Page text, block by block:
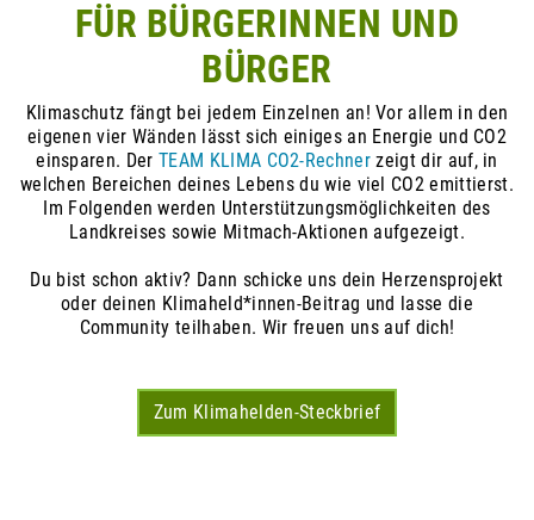
FÜR BÜRGERINNEN UND
BÜRGER
Klimaschutz fängt bei jedem Einzelnen an! Vor allem in den
eigenen vier Wänden lässt sich einiges an Energie und CO2
einsparen. Der TEAM KLIMA CO2-Rechner zeigt dir auf, in
welchen Bereichen deines Lebens du wie viel CO2 emittierst.
Im Folgenden werden Unterstützungsmöglichkeiten des
Landkreises sowie Mitmach-Aktionen aufgezeigt.
Du bist schon aktiv? Dann schicke uns dein Herzensprojekt
oder deinen Klimaheld*innen-Beitrag und lasse die
Community teilhaben. Wir freuen uns auf dich!
Zum Klimahelden-Steckbrief